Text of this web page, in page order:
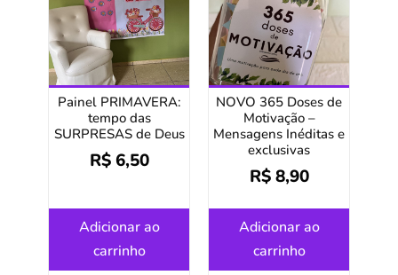
Painel PRIMAVERA:
tempo das
SURPRESAS de Deus
R$6,50
Adicionar ao
carrinho
NOVO 365 Doses de
Motivação –
Mensagens Inéditas e
exclusivas
R$8,90
Adicionar ao
carrinho